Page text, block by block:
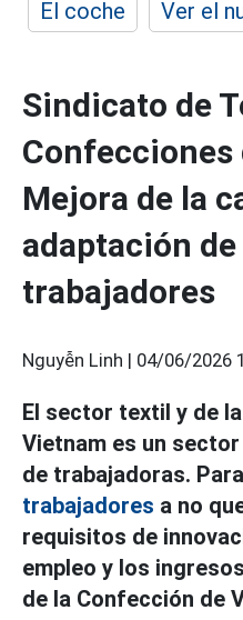
El coche
Ver el
Sindicato de
Confecciones
Mejora de la
adaptación
trabajadores
Nguyễn Linh | 04/06/2026
El sector textil y de
Vietnam es un
de trabajadoras.
trabajadores a no
requisitos de
empleo y los
de la Confección de